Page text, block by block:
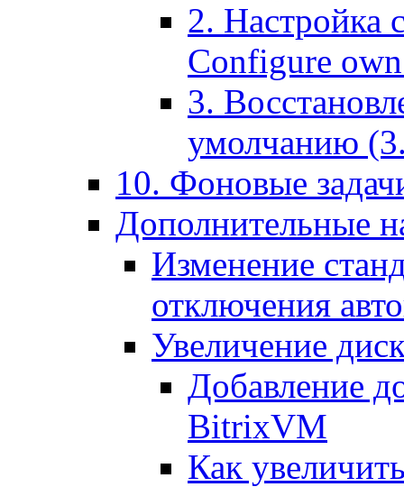
2. Настройка
Configure
3.
умолчанию
10. Фоновые
Дополнительные
Изменение
отключения
Увеличение
Добавление
BitrixVM
Как